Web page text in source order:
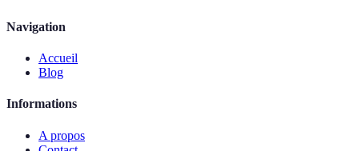
Navigation
Accueil
Blog
Informations
A propos